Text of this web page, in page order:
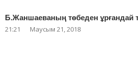
Б.Жаншаеваның төбеден ұрғандай
21:21 Маусым 21, 2018